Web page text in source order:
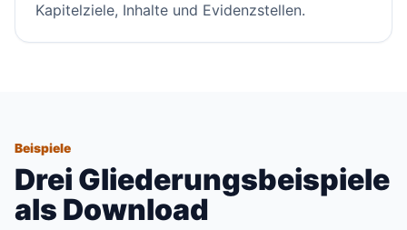
Kapitelziele, Inhalte und Evidenzstellen.
Beispiele
Drei Gliederungsbeispiele
als Download